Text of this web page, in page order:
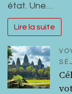
état. Une…
Lire la suite